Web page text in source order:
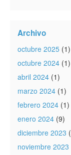
Archivo
octubre 2025 (1)
octubre 2024 (1)
abril 2024 (1)
marzo 2024 (1)
febrero 2024 (1)
enero 2024 (9)
diciembre 2023
noviembre 2023